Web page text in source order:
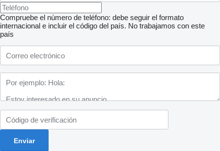
Compruebe el número de teléfono: debe seguir el formato
internacional e incluir el código del país. No trabajamos con este
país